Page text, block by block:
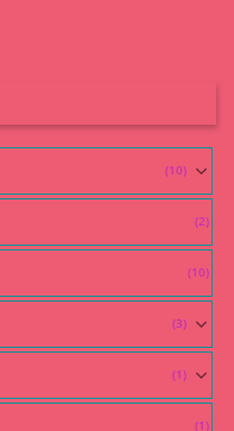
(10)
(2)
(10)
(3)
(1)
(1)